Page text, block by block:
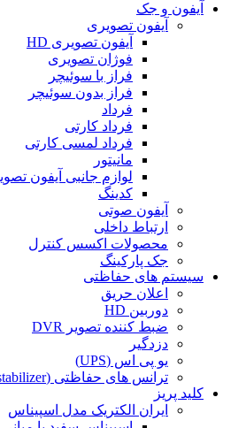
آیفون و جک
آیفون تصویری
آیفون تصویری HD
فوژان تصویری
فراز با سوئیچر
فراز بدون سوئیچر
فرداد
فرداد کارتی
فرداد لمسی کارتی
مانیتور
لوازم جانبی آیفون
کدینگ
آیفون صوتی
ارتباط داخلی
محصولات اکسس کنترل
جک پارکینگ
سیستم های حفاظتی
اعلان حریق
دوربین HD
ضبط کننده تصویر DVR
دزدگیر
یو پی اس (UPS)
ترانس های حفاظتی (stabilizer)
کلید پریز
ایران الکتریک مدل اسپیناس